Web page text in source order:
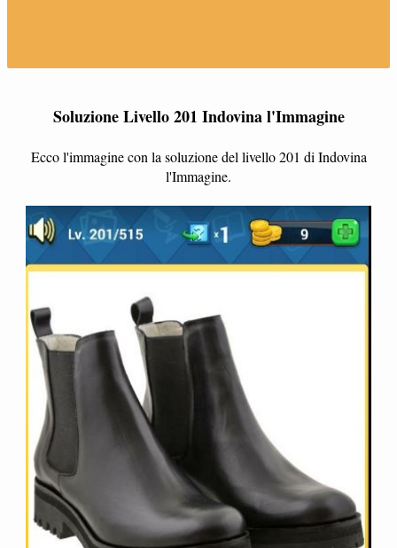
Soluzione Livello 201 Indovina l'Immagine
Ecco l'immagine con la soluzione del livello 201 di Indovina
l'Immagine.